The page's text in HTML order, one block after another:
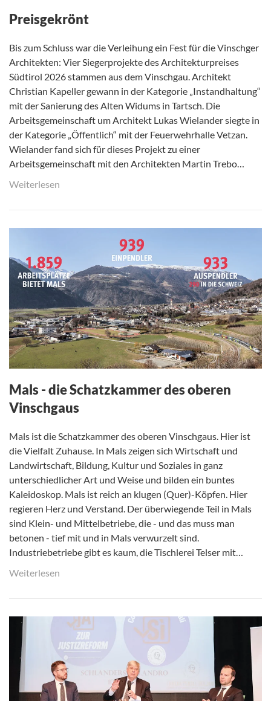
Preisgekrönt
Bis zum Schluss war die Verleihung ein Fest für die Vinschger
Architekten: Vier Siegerprojekte des Architekturpreises
Südtirol 2026 stammen aus dem Vinschgau. Architekt
Christian Kapeller gewann in der Kategorie „Instandhaltung“
mit der Sanierung des Alten Widums in Tartsch. Die
Arbeitsgemeinschaft um Architekt Lukas Wielander siegte in
der Kategorie „Öffentlich“ mit der Feuerwehrhalle Vetzan.
Wielander fand sich für dieses Projekt zu einer
Arbeitsgemeinschaft mit den Architekten Martin Trebo…
Weiterlesen
Mals - die Schatzkammer des oberen
Vinschgaus
Mals ist die Schatzkammer des oberen Vinschgaus. Hier ist
die Vielfalt Zuhause. In Mals zeigen sich Wirtschaft und
Landwirtschaft, Bildung, Kultur und Soziales in ganz
unterschiedlicher Art und Weise und bilden ein buntes
Kaleidoskop. Mals ist reich an klugen (Quer)-Köpfen. Hier
regieren Herz und Verstand. Der überwiegende Teil in Mals
sind Klein- und Mittelbetriebe, die - und das muss man
betonen - tief mit und in Mals verwurzelt sind.
Industriebetriebe gibt es kaum, die Tischlerei Telser mit…
Weiterlesen